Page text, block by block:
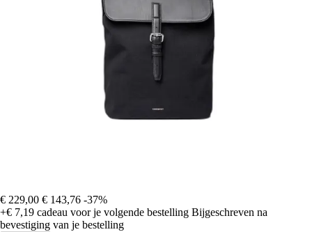
€ 229,00 € 143,76 -37%
+€ 7,19 cadeau voor je volgende bestelling Bijgeschreven na
bevestiging van je bestelling